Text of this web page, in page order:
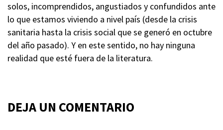
solos, incomprendidos, angustiados y confundidos ante
lo que estamos viviendo a nivel país (desde la crisis
sanitaria hasta la crisis social que se generó en octubre
del año pasado). Y en este sentido, no hay ninguna
realidad que esté fuera de la literatura.
DEJA UN COMENTARIO